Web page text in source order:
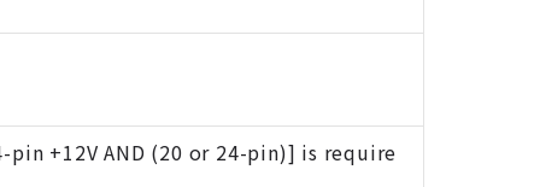
+12V AND (20 or 24-pin)] is require